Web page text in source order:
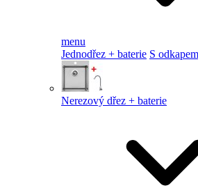
menu
Jednodřez + baterie S
Nerezový dřez + baterie